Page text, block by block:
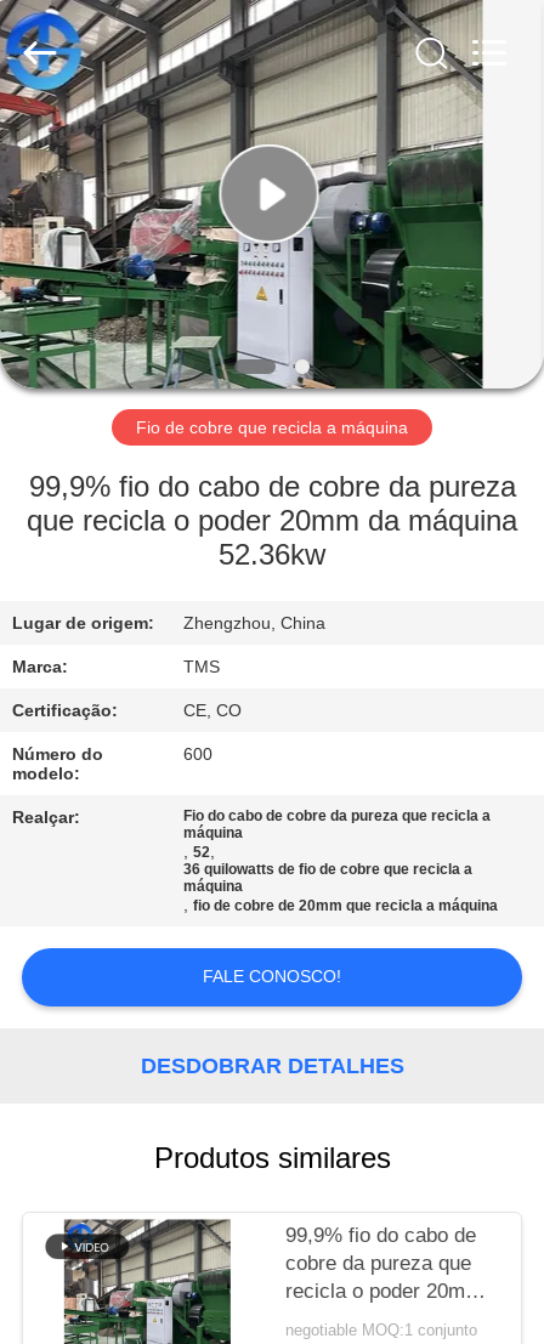
CASA
PRODUTOS
VÍDEOS
QUEM
SOMOS
FÁBRICA
CONTROLE
QUALIDADE
FALE
CONOSCO
NOTÍCIAS
OS
CASOS
MAPA
DO
SITE
MACHINERY
CO.,
LTD.
All
Rights
Reserved.
Developed
by
ECER
Fio de cobre que recicla a máquina
99,9% fio do cabo de cobre da pureza
que recicla o poder 20mm da máquina
52.36kw
Lugar de origem: Zhengzhou, China
Marca: TMS
Certificação: CE, CO
Número do
modelo:
600
Realçar:
Fio do cabo de cobre da pureza que recicla a
máquina
,52,
36 quilowatts de fio de cobre que recicla a
máquina
,fio de cobre de 20mm que recicla a máquina
FALE CONOSCO!
DESDOBRAR DETALHES
Produtos similares
99,9% fio do cabo de
cobre da pureza que
recicla o poder 20mm
da máquina 52.36kw
negotiable MOQ:1 conjunto